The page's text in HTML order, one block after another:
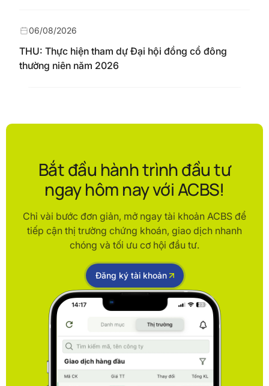
THU: Thực hiện tham dự Đại hội đồng cổ đông
thường niên năm 2026
06/08/2026
Bắt đầu hành trình đầu tư
ngay hôm nay với ACBS!
Chỉ vài bước đơn giản, mở ngay tài khoản ACBS để
tiếp cận thị trường chứng khoán, giao dịch nhanh
chóng và tối ưu cơ hội đầu tư.
Đăng ký tài khoản